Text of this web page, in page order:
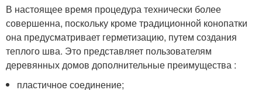
В настоящее время процедура технически более
совершенна, поскольку кроме традиционной конопатки
она предусматривает герметизацию, путем создания
теплого шва. Это представляет пользователям
деревянных домов дополнительные преимущества :
пластичное соединение;